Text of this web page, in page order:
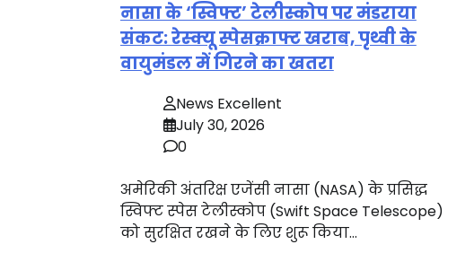
नासा के ‘स्विफ्ट’ टेलीस्कोप पर मंडराया
संकट: रेस्क्यू स्पेसक्राफ्ट खराब, पृथ्वी के
वायुमंडल में गिरने का खतरा
News Excellent
July 30, 2026
0
अमेरिकी अंतरिक्ष एजेंसी नासा (NASA) के प्रसिद्ध
स्विफ्ट स्पेस टेलीस्कोप (Swift Space Telescope)
को सुरक्षित रखने के लिए शुरू किया…